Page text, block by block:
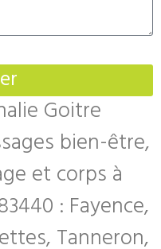
Goitre
bien-être,
et corps à
: Fayence,
Tanneron,